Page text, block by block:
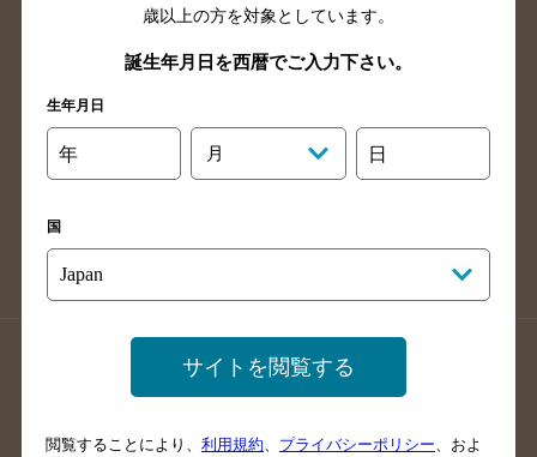
山口県のバー検索
鳥取県のバー検索
島根県のバー検索
徳島県のバー検索
高知県のバー検索
福岡県のバー検索
長崎県のバー検索
佐賀県のバー検索
店舗登録方法のご案内
店舗情報更新方法のご案内
掲載店舗様ログイン
歳以上の方を対象としています。
誕生年月日を西暦でご入力下さい。
生年月日
年 月 日
国
サイトを閲覧する
閲覧することにより、 利用規約 プライバシーポリシー 、およ